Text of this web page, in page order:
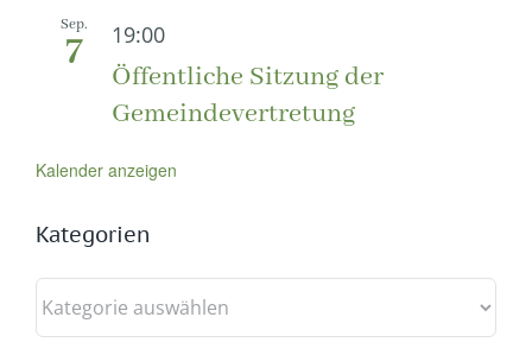
Sep.
7 19:00
Öffentliche Sitzung der
Gemeindevertretung
Kalender anzeigen
Kategorien
Kategorien